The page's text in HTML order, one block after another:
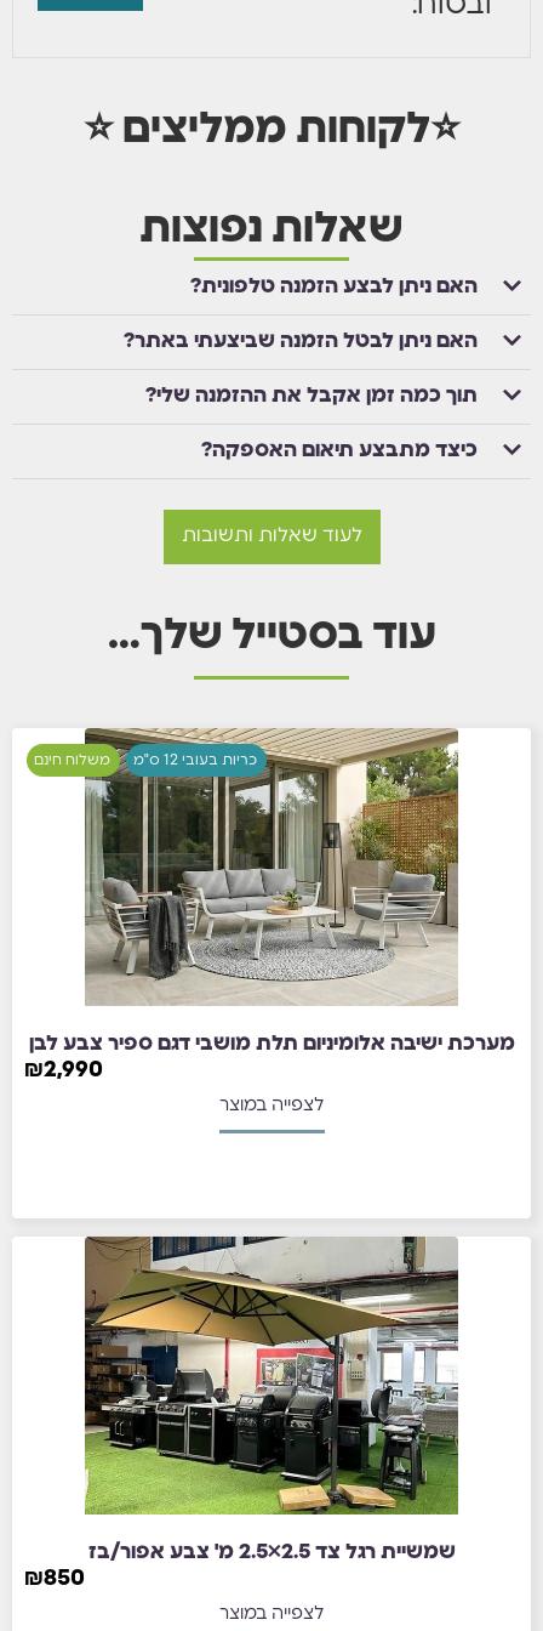
⭐לקוחות ממליצים ⭐
שאלות נפוצות
האם ניתן לבצע הזמנה טלפונית?
האם ניתן לבטל הזמנה שביצעתי באתר?
תוך כמה זמן אקבל את ההזמנה שלי?
כיצד מתבצע תיאום האספקה?
לעוד שאלות ותשובות
עוד בסטייל שלך…
כריות בעובי 12 ס"מ משלוח חינם
מערכת ישיבה אלומיניום תלת מושבי דגם ספיר צבע לבן
₪2,990
לצפייה במוצר
שמשיית רגל צד 2.5×2.5 מ' צבע אפור/בז
₪850
לצפייה במוצר